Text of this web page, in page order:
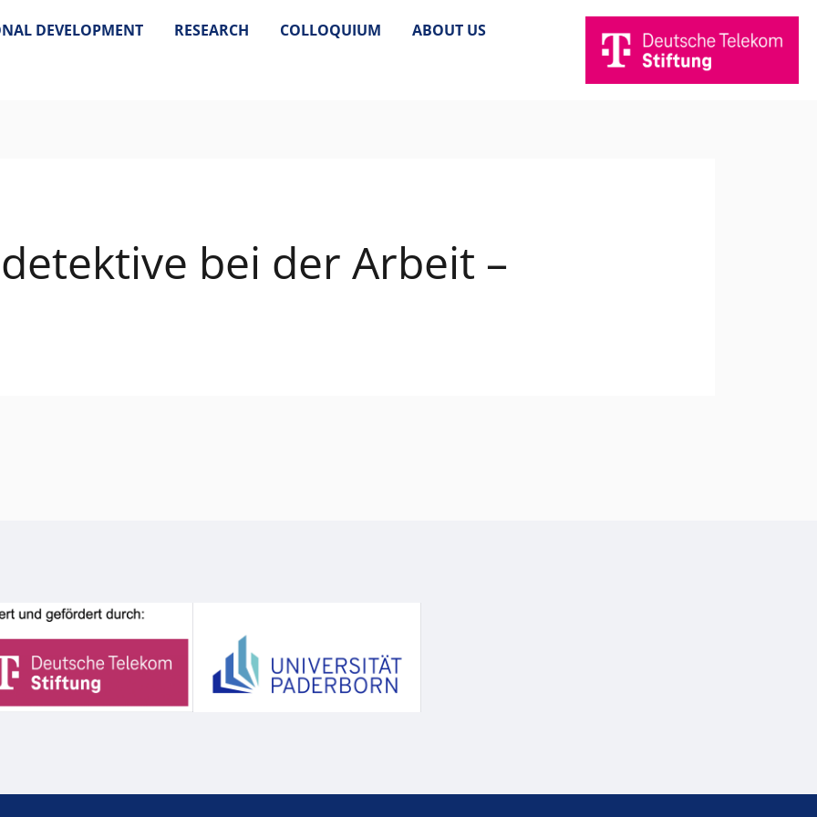
DEVELOPMENT RESEARCH COLLOQUIUM ABOUT US
bei der Arbeit –